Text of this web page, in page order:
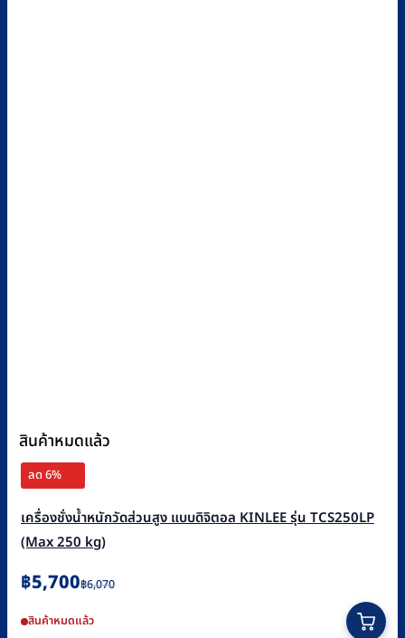
สินค้าหมดแล้ว
ลด 6%
เครื่องชั่งน้ำหนักวัดส่วนสูง แบบดิจิตอล KINLEE รุ่น TCS250LP
(Max 250 kg)
฿6,070
Original
was:
฿5,700
Current
is:สินค้าหมดแล้ว